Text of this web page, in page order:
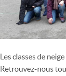
Les classes de
Retrouvez-nous